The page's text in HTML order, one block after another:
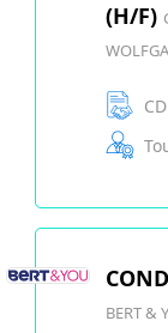
(H/F)
BERT &